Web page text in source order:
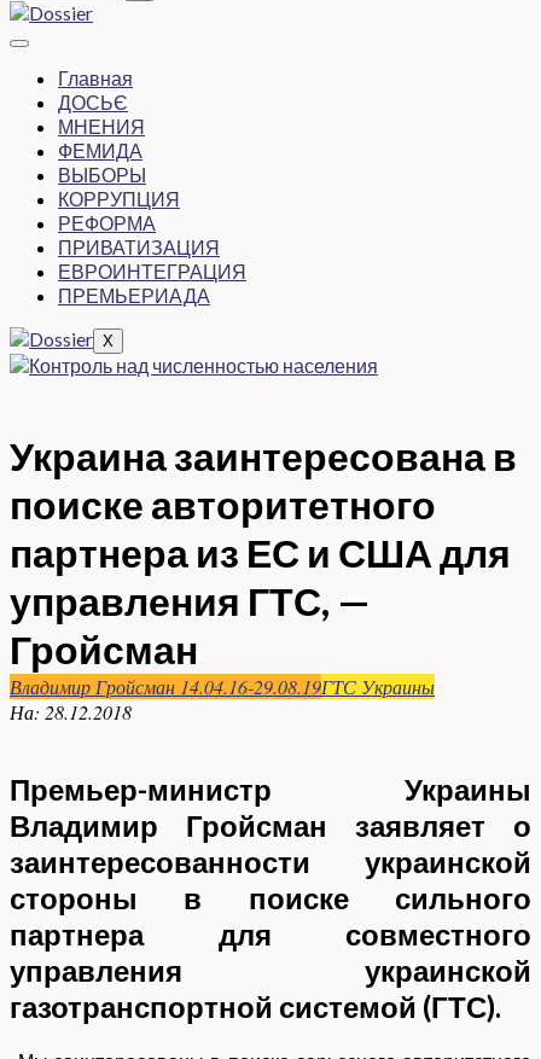
Главная
ДОСЬЄ
МНЕНИЯ
ФЕМИДА
ВЫБОРЫ
КОРРУПЦИЯ
РЕФОРМА
ПРИВАТИЗАЦИЯ
ЕВРОИНТЕГРАЦИЯ
ПРЕМЬЕРИАДА
X
Украина заинтересована в
поиске авторитетного
партнера из ЕС и США для
управления ГТС, —
Гройсман
Владимир Гройсман 14.04.16-29.08.19ГТС Украины
На: 28.12.2018
Премьер-министр Украины
Владимир Гройсман заявляет о
заинтересованности украинской
стороны в поиске сильного
партнера для совместного
управления украинской
газотранспортной системой (ГТС).